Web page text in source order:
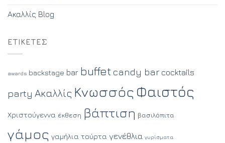
Ακαλλίς Blog
ΕΤΙΚΈΤΕΣ
awards backstage bar buffet candy bar cocktails
party Ακαλλίς Κνωσσός Φαιστός
Χριστούγεννα έκθεση βάπτιση βασιλόπιτα
γάμος γαμήλια τούρτα γενέθλια γυρίσματα